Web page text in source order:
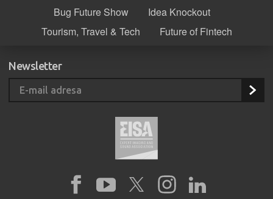
Bug Future Show
Idea Knockout
Tourism, Travel & Tech
Future of Fintech
Newsletter